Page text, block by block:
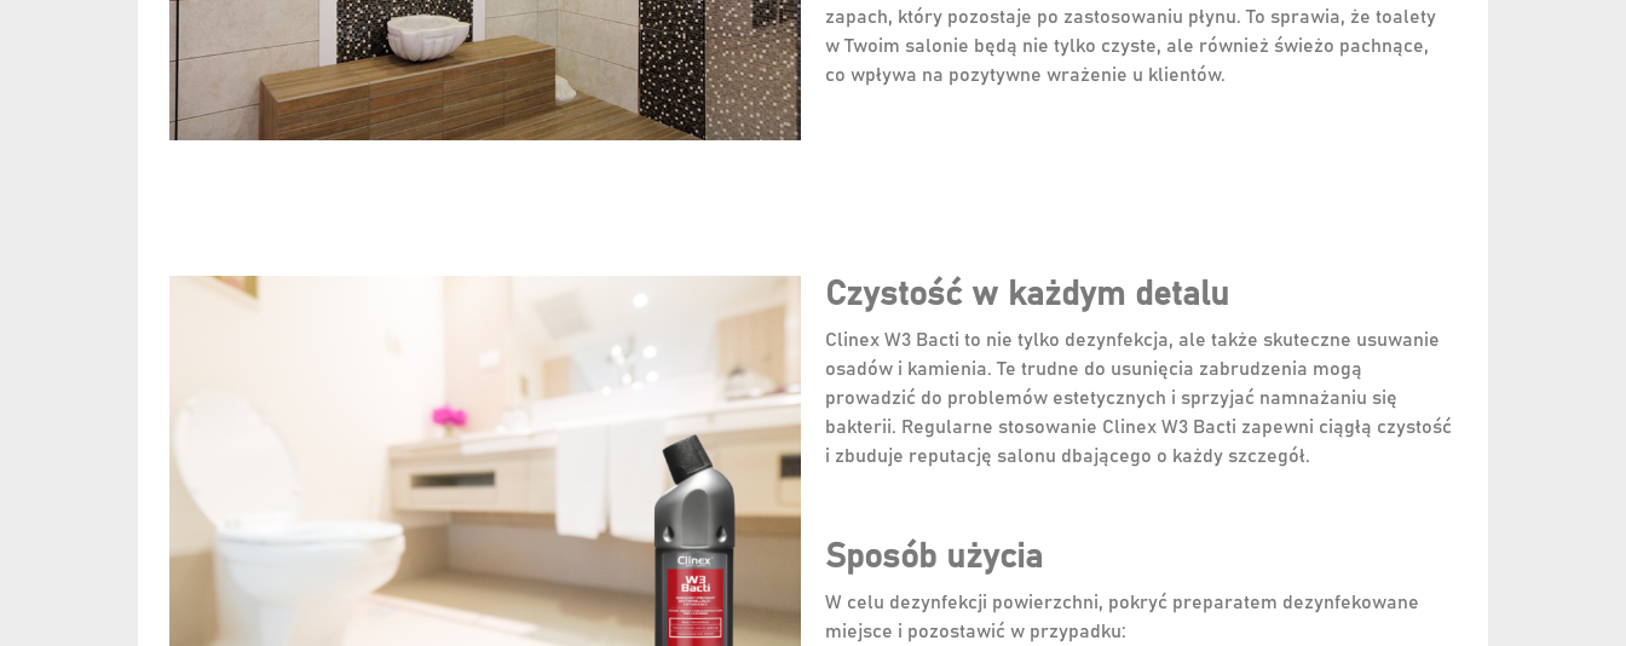
zapach, który pozostaje po zastosowaniu płynu. To sprawia, że toalety
w Twoim salonie będą nie tylko czyste, ale również świeżo pachnące,
co wpływa na pozytywne wrażenie u klientów.
Czystość w każdym detalu
Clinex W3 Bacti to nie tylko dezynfekcja, ale także skuteczne usuwanie
osadów i kamienia. Te trudne do usunięcia zabrudzenia mogą
prowadzić do problemów estetycznych i sprzyjać namnażaniu się
bakterii. Regularne stosowanie Clinex W3 Bacti zapewni ciągłą czystość
i zbuduje reputację salonu dbającego o każdy szczegół.
Sposób użycia
W celu dezynfekcji powierzchni, pokryć preparatem dezynfekowane
miejsce i pozostawić w przypadku: